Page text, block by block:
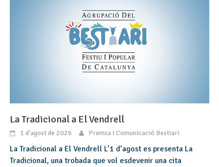
La Tradicional a El Vendrell
1 d'agost de 2026 Premsa i Comunicació Bestiari
La Tradicional a El Vendrell L’1 d’agost es presenta La
Tradicional, una trobada que vol esdevenir una cita